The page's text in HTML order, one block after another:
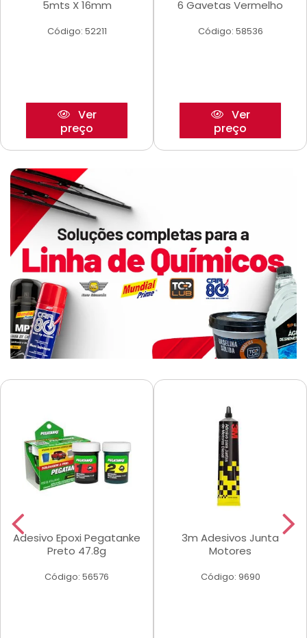
5mts X 16mm
Código: 52211
Ver
preço
6 Gavetas Vermelho
Código: 58536
Ver
preço
Adesivo Epoxi Pegatanke
Preto 47.8g
Código: 56576
3m Adesivos Junta
Motores
Código: 9690